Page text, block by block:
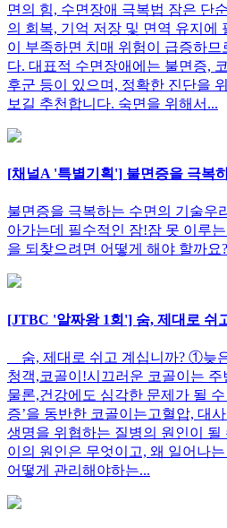
면의 힘, 수면장애 극복법 잠은 단
의 회복, 기억 저장 및 면역 유지에
이 부족하면 치매 위험이 급증하므
다. 대표적 수면장애에는 불면증,
후군 등이 있으며, 정확한 진단을
보길 추천합니다. 숙면을 위해서...
[채널A '특별기획'] 불면증을 극복
불면증을 극복하는 수면의 기술우
아가는데 필수적인 잠!잠 못 이루
을 되찾으려면 어떻게 해야
[JTBC '알짜왕 1회'] 숨, 제대로 쉬
숨, 제대로 쉬고 계십니까? ①늦
청객,코골이!시끄러운 코골이는
물론,건강에도 심각한 문제가 될
증’을 동반한 코골이는고혈압, 대
생명을 위협하는 질병의 원인이
이의 원인은 무엇이고, 왜 일어나
어떻게 관리해야하는...